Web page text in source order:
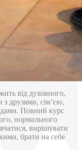
від духовного,
з друзями, сім’єю,
Повний курс
нормального
вирішувати
брати на себе